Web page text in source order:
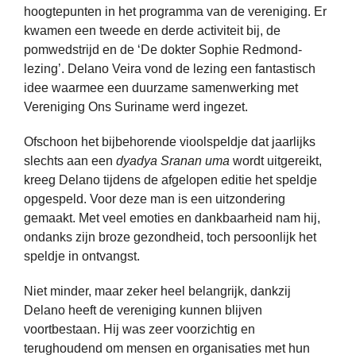
hoogtepunten in het programma van de vereniging. Er
kwamen een tweede en derde activiteit bij, de
pomwedstrijd en de ‘De dokter Sophie Redmond-
lezing’. Delano Veira vond de lezing een fantastisch
idee waarmee een duurzame samenwerking met
Vereniging Ons Suriname werd ingezet.
Ofschoon het bijbehorende vioolspeldje dat jaarlijks
slechts aan een dyadya Sranan uma wordt uitgereikt,
kreeg Delano tijdens de afgelopen editie het speldje
opgespeld. Voor deze man is een uitzondering
gemaakt. Met veel emoties en dankbaarheid nam hij,
ondanks zijn broze gezondheid, toch persoonlijk het
speldje in ontvangst.
Niet minder, maar zeker heel belangrijk, dankzij
Delano heeft de vereniging kunnen blijven
voortbestaan. Hij was zeer voorzichtig en
terughoudend om mensen en organisaties met hun